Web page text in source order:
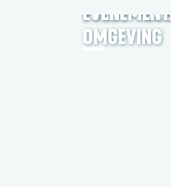
FORÊT-
OMGEVING